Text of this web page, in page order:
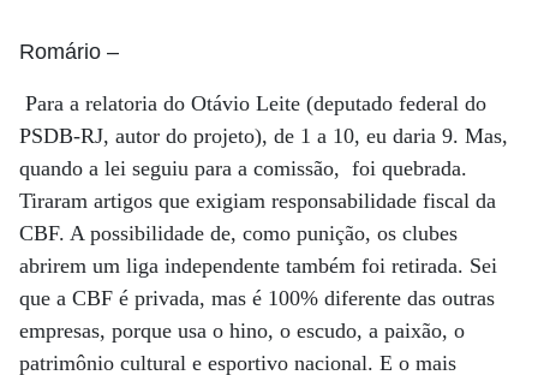
Romário –
Para a relatoria do Otávio Leite (deputado federal do
PSDB-RJ, autor do projeto), de 1 a 10, eu daria 9. Mas,
quando a lei seguiu para a comissão, foi quebrada.
Tiraram artigos que exigiam responsabilidade fiscal da
CBF. A possibilidade de, como punição, os clubes
abrirem um liga independente também foi retirada. Sei
que a CBF é privada, mas é 100% diferente das outras
empresas, porque usa o hino, o escudo, a paixão, o
patrimônio cultural e esportivo nacional. E o mais